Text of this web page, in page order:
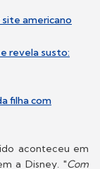
site americano
revela susto:
filha com
aconteceu em
a Disney. "Com